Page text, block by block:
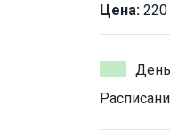
Цена: 220